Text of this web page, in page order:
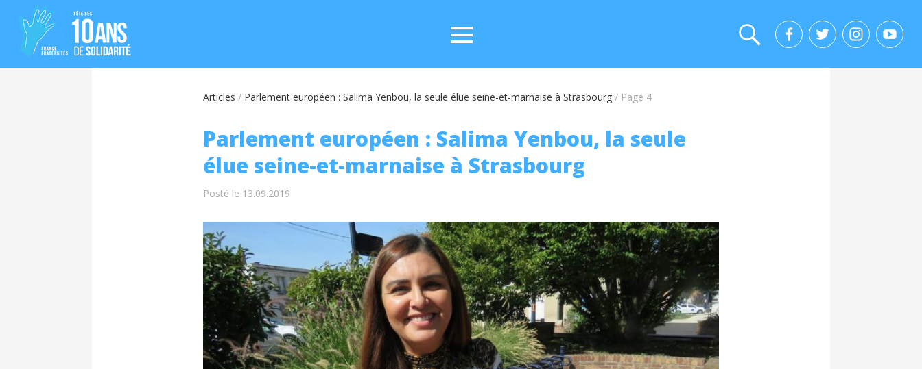
Articles / Parlement européen : Salima Yenbou, la seule élue seine-et-marnaise à Strasbourg/ Page 4
Parlement européen : Salima Yenbou, la seule
élue seine-et-marnaise à Strasbourg
Posté le 13.09.2019